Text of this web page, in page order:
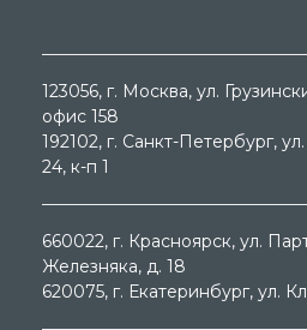
123056, г. Москва, ул.
офис 158
192102, г. Санкт-Петербург, ул.
24, к-п 1
660022, г. Красноярск, ул.
Железняка, д. 18
620075, г. Екатеринбург, ул.